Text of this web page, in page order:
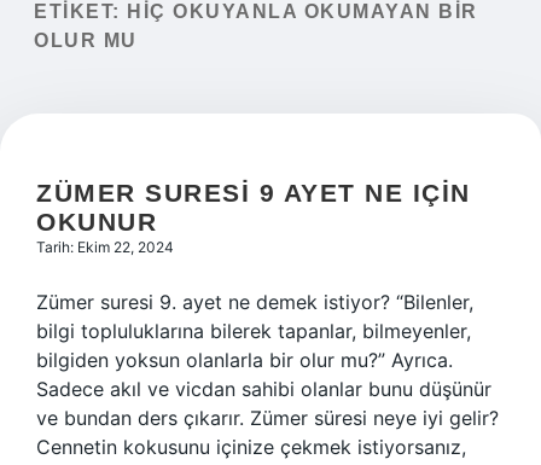
Yasal Uyarı
ETIKET:
HIÇ OKUYANLA OKUMAYAN BIR
OLUR MU
ZÜMER SURESI 9 AYET NE IÇIN
OKUNUR
Tarih: Ekim 22, 2024
Zümer suresi 9. ayet ne demek istiyor? “Bilenler,
bilgi topluluklarına bilerek tapanlar, bilmeyenler,
bilgiden yoksun olanlarla bir olur mu?” Ayrıca.
Sadece akıl ve vicdan sahibi olanlar bunu düşünür
ve bundan ders çıkarır. Zümer süresi neye iyi gelir?
Cennetin kokusunu içinize çekmek istiyorsanız,